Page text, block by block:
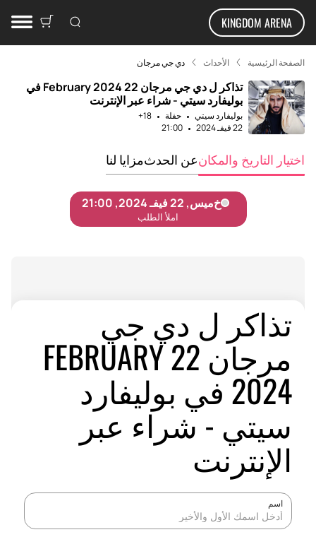
KINGDOM ARENA
الصفحة الرئيسية الأحداث دي جي مرجان
تذاكر ل دي جي مرجان 22 February 2024 في
بوليفارد سيتي - شراء عبر الإنترنت
بوليفارد سيتي حفلة
18+
22 فيفـ 2024
21:00
اختيار التاريخ والمكانعن الحدثمزايا لنا
تذاكر ل دي جي
مرجان 22 FEBRUARY
2024 في بوليفارد
سيتي - شراء عبر
الإنترنت
اسم